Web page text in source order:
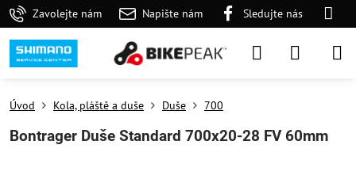
Zavolejte nám Napište nám Sledujte nás
Úvod Kola, pláště a duše Duše 700
Bontrager Duše Standard 700x20-28 FV 60mm